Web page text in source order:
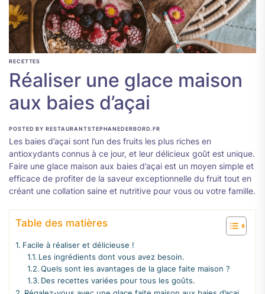
RECETTES
Réaliser une glace maison
aux baies d’açai
POSTED BY RESTAURANTSTEPHANEDERBORD.FR
Les baies d’açai sont l’un des fruits les plus riches en
antioxydants connus à ce jour, et leur délicieux goût est unique.
Faire une glace maison aux baies d’açai est un moyen simple et
efficace de profiter de la saveur exceptionnelle du fruit tout en
créant une collation saine et nutritive pour vous ou votre famille.
Table des matières
Facile à réaliser et délicieuse !
Les ingrédients dont vous avez besoin.
Quels sont les avantages de la glace faite maison ?
Des recettes variées pour tous les goûts.